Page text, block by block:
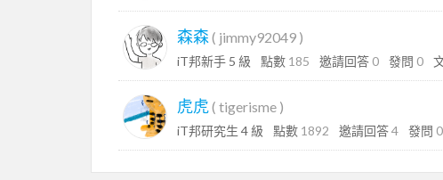
森森 ( jimmy92049 )
iT邦新手 5 級 點數 185 邀請回答 0 發問 0
虎虎( tigerisme )
iT邦研究生 4 級 點數 1892 邀請回答4 發問 0